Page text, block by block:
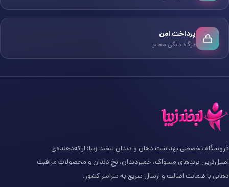
پرداخت امن
درگاه بانکی معتبر
فروشگاه تخصصی بهداشت دهان و دندان لبخند زیبا؛ ارائه‌دهنده‌ی
اصیل‌ترین برندهای مسواک، خمیردندان، نخ دندان و محصولات مراقبت
دهانی با ضمانت اصالت و ارسال سریع به سراسر کشور.